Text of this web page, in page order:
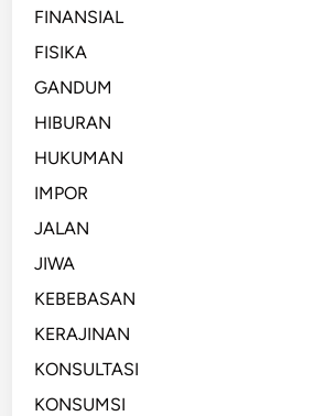
FINANSIAL
FISIKA
GANDUM
HIBURAN
HUKUMAN
IMPOR
JALAN
JIWA
KEBEBASAN
KERAJINAN
KONSULTASI
KONSUMSI